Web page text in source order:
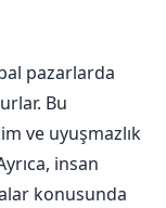
pazarlarda
Bu
ve uyuşmazlık
insan
konusunda